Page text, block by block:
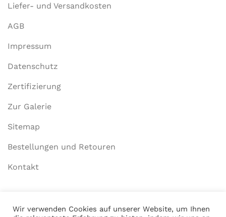
Liefer- und Versandkosten
AGB
Impressum
Datenschutz
Zertifizierung
Zur Galerie
Sitemap
Bestellungen und Retouren
Kontakt
Mein Konto
Wir verwenden Cookies auf unserer Website, um Ihnen